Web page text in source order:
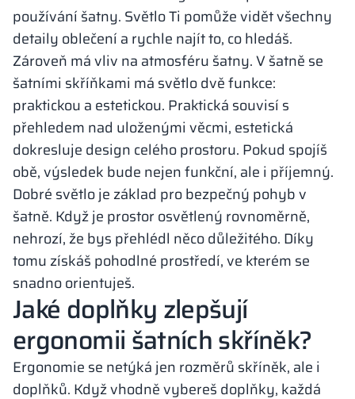
používání šatny. Světlo Ti pomůže vidět všechny
detaily oblečení a rychle najít to, co hledáš.
Zároveň má vliv na atmosféru šatny. V šatně se
šatními skříňkami má světlo dvě funkce:
praktickou a estetickou. Praktická souvisí s
přehledem nad uloženými věcmi, estetická
dokresluje design celého prostoru. Pokud spojíš
obě, výsledek bude nejen funkční, ale i příjemný.
Dobré světlo je základ pro bezpečný pohyb v
šatně. Když je prostor osvětlený rovnoměrně,
nehrozí, že bys přehlédl něco důležitého. Díky
tomu získáš pohodlné prostředí, ve kterém se
snadno orientuješ.
Jaké doplňky zlepšují
ergonomii šatních skříněk?
Ergonomie se netýká jen rozměrů skříněk, ale i
doplňků. Když vhodně vybereš doplňky, každá